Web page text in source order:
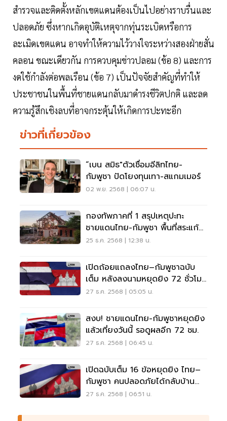
สำรวจและติดตั้งหลักเขตแดนต้องเป็นไปอย่างราบรื่นและ
ปลอดภัย ซึ่งหากเกิดอุบัติเหตุจากทุ่นระเบิดหรือการ
ละเมิดเขตแดน อาจทำให้ความไว้วางใจระหว่างสองฝ่ายสั่น
คลอน ขณะเดียวกัน การควบคุมข่าวปลอม (ข้อ 8) และการ
งดใช้กำลังต่อพลเรือน (ข้อ 7) เป็นปัจจัยสำคัญที่ทำให้
ประชาชนในพื้นที่ชายแดนกลับมาดำรงชีวิตปกติ และลด
ความรู้สึกเชิงลบที่อาจกระตุ้นให้เกิดการปะทะอีก
ข่าวที่เกี่ยวข้อง
“เบน สมิธ"ตัวเชื่อมอีลิทไทย-
กัมพูชา ปัดโยงทุนเทา-สแกมเมอร์
02 พ.ย. 2568 | 06:07 น.
กองทัพภาคที่ 1 สรุปเหตุปะทะ
ชายแดนไทย-กัมพูชา พื้นที่สระแก้ว
ล่าสุด 25 ธ.ค.68
25 ธ.ค. 2568 | 12:38 น.
เปิดถ้อยแถลงไทย–กัมพูชาฉบับ
เต็ม หลังลงนามหยุดยิง 72 ชั่วโมง
ห้ามเคลื่อนไหว -ห้ามยั่วยุ
27 ธ.ค. 2568 | 05:05 น.
สงบ! ชายแดนไทย-กัมพูชาหยุดยิง
แล้วเที่ยงวันนี้ รอดูผลอีก 72 ชม.
27 ธ.ค. 2568 | 06:45 น.
เปิดฉบับเต็ม 16 ข้อหยุดยิง ไทย–
กัมพูชา คนปลอดภัยได้กลับบ้าน
ร่วมกู้ทุ่นระเบิด-ปราบสแกมเมอร์
27 ธ.ค. 2568 | 06:51 น.